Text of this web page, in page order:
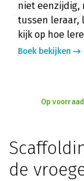
niet eenzijdig,
tussen leraar,
kijk op hoe
Boek bekijken
Op
de